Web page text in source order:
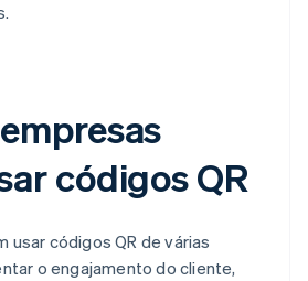
códigos QR
usar códigos QR de várias
o engajamento do cliente,